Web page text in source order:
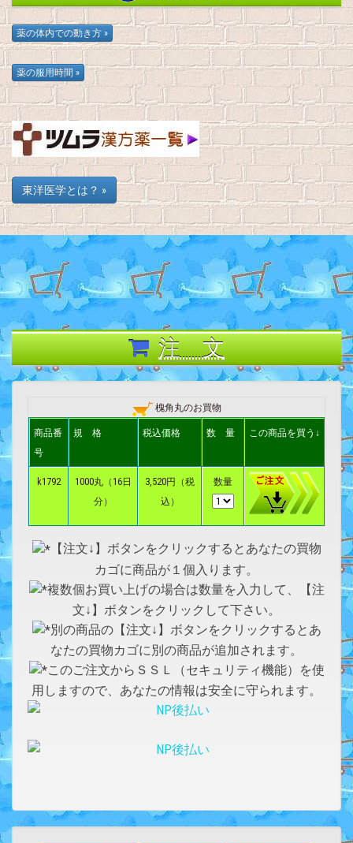
東洋医学とは？ »
注 文
槐角丸のお買物
商品番
号
規 格 税込価格 数 量 この商品を買う↓
k1792
1000丸（16日
分）
3,520円（税
込）
数量
【注文↓】ボタンをクリックするとあなたの買物
カゴに商品が１個入ります。
複数個お買い上げの場合は数量を入力して、【注
文↓】ボタンをクリックして下さい。
別の商品の【注文↓】ボタンをクリックするとあ
なたの買物カゴに別の商品が追加されます。
このご注文からＳＳＬ（セキュリティ機能）を使
用しますので、あなたの情報は安全に守られます。